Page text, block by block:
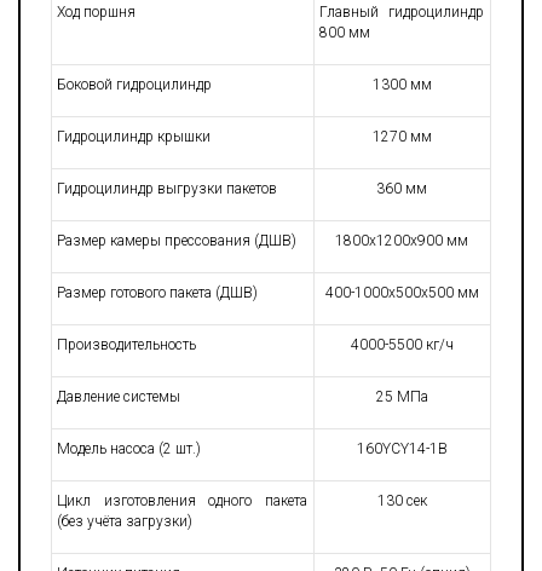
Ход поршня
Главный гидроцилиндр
800 мм
Боковой гидроцилиндр 1300 мм
Гидроцилиндр крышки 1270 мм
Гидроцилиндр выгрузки пакетов 360 мм
Размер камеры прессования (ДШВ) 1800х1200х900 мм
Размер готового пакета (ДШВ) 400-1000х500х500 мм
Производительность 4000-5500 кг/ч
Давление системы 25 МПа
Модель насоса (2 шт.) 160YCY14-1B
Цикл изготовления одного пакета
(без учёта загрузки)
130 сек